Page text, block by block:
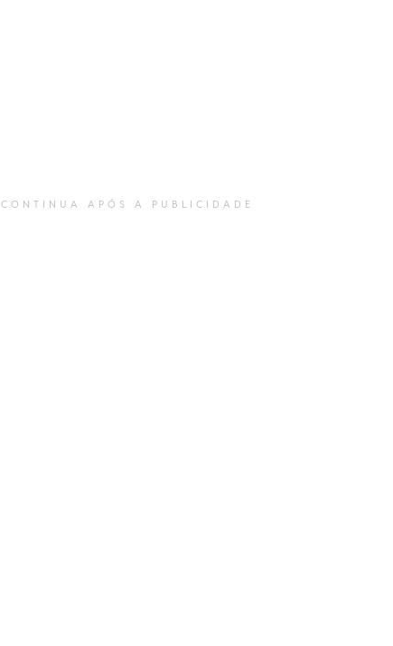
CONTINUA APÓS A PUBLICIDADE